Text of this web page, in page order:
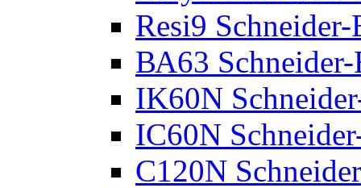
Resi9
ВА63
IK60N
IC60N
C120N